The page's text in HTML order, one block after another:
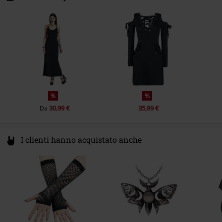
info@innocentclothingltd.com
%
Da 30,99 €
%
35,99 €
I clienti hanno acquistato anche